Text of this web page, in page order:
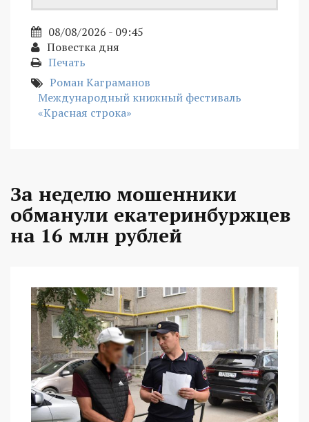
08/08/2026 - 09:45
Повестка дня
Печать
Роман Каграманов
Международный книжный фестиваль
«Красная строка»
За неделю мошенники
обманули екатеринбуржцев
на 16 млн рублей